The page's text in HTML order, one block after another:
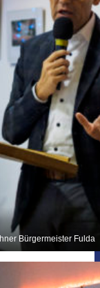
Bürgermeister Fulda